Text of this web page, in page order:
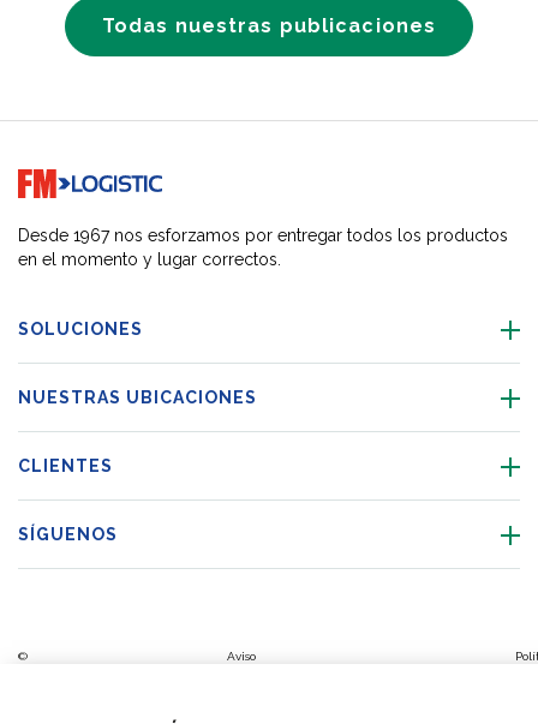
Todas nuestras publicaciones
Go to home page
Desde 1967 nos esforzamos por entregar todos los productos
en el momento y lugar correctos.
SOLUCIONES
NUESTRAS UBICACIONES
CLIENTES
SÍGUENOS
© Aviso